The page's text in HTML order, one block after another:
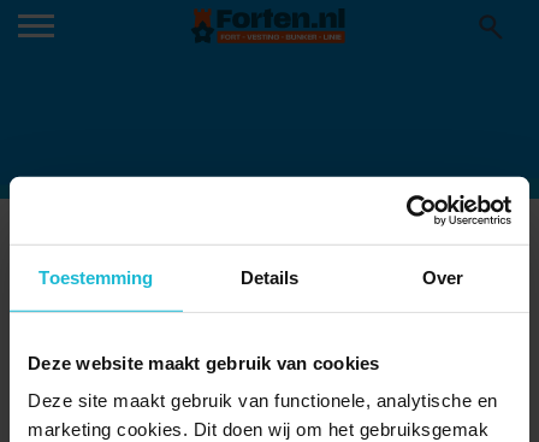
Toestemming Details Over
Deze website maakt gebruik van cookies
Deze site maakt gebruik van functionele, analytische en
marketing cookies. Dit doen wij om het gebruiksgemak